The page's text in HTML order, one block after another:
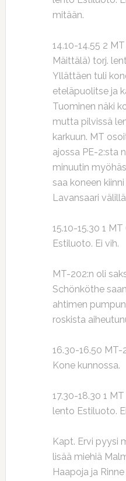
mitään.
14.10-14.55 2
Mäittälä) torj.
Yllättäen tuli
eteläpuolitse ja
Tuominen näki
mutta pilvissä
karkuun. MT
ajossa PE-2:sta
minuutin
saa koneen
Lavansaari
15.10-15.30 1
Estiluoto. Ei vih.
MT-202:n oli
Schönköthe
ahtimen
roskista
16.30-16.50 MT-
Kone kunnossa.
17.30-18.30 1
lento Estiluoto.
Kapt. Ervi pyysi
lisää miehiä
Haapoja ja